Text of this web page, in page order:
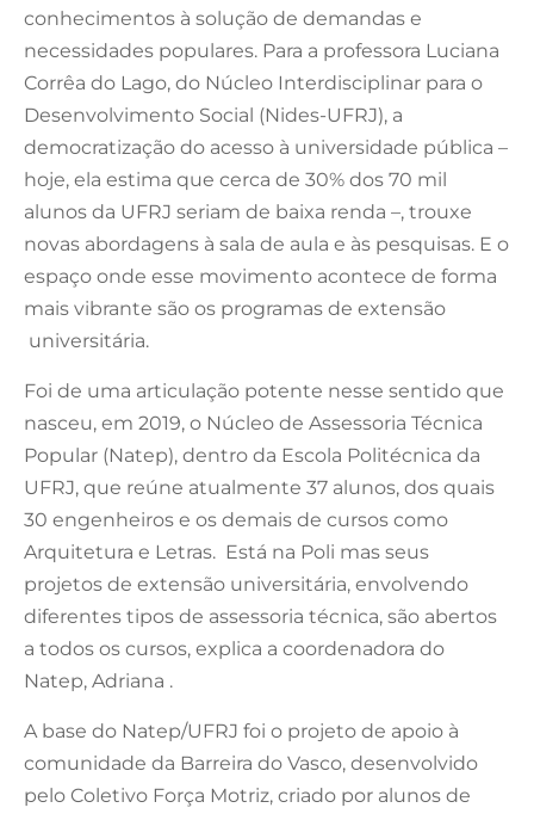
conhecimentos à solução de demandas e
necessidades populares. Para a professora Luciana
Corrêa do Lago, do Núcleo Interdisciplinar para o
Desenvolvimento Social (Nides-UFRJ), a
democratização do acesso à universidade pública –
hoje, ela estima que cerca de 30% dos 70 mil
alunos da UFRJ seriam de baixa renda –, trouxe
novas abordagens à sala de aula e às pesquisas. E o
espaço onde esse movimento acontece de forma
mais vibrante são os programas de extensão
universitária.
Foi de uma articulação potente nesse sentido que
nasceu, em 2019, o Núcleo de Assessoria Técnica
Popular (Natep), dentro da Escola Politécnica da
UFRJ, que reúne atualmente 37 alunos, dos quais
30 engenheiros e os demais de cursos como
Arquitetura e Letras. Está na Poli mas seus
projetos de extensão universitária, envolvendo
diferentes tipos de assessoria técnica, são abertos
a todos os cursos, explica a coordenadora do
Natep, Adriana .
A base do Natep/UFRJ foi o projeto de apoio à
comunidade da Barreira do Vasco, desenvolvido
pelo Coletivo Força Motriz, criado por alunos de